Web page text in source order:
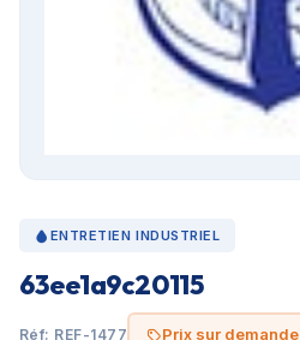
ENTRETIEN INDUSTRIEL
63ee1a9c20115
Réf: REF-1477 Prix sur demande